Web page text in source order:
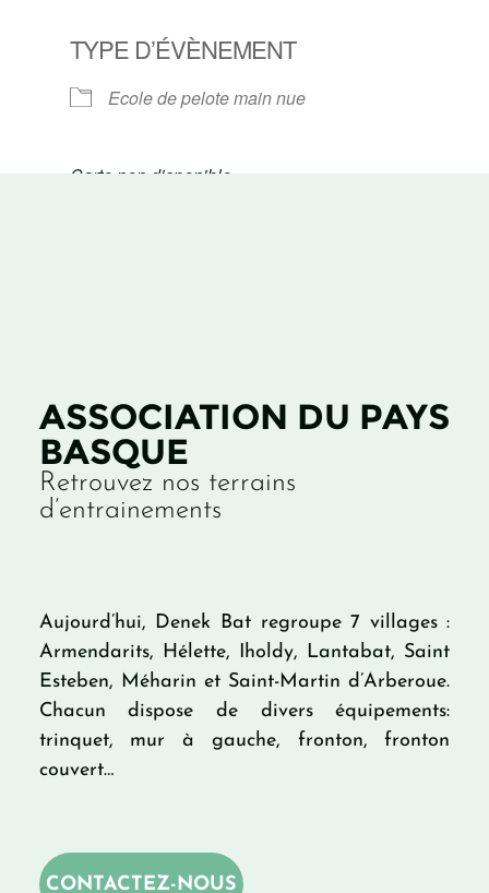
TYPE D’ÉVÈNEMENT
Ecole de pelote main nue
Carte non disponible
ASSOCIATION DU PAYS
BASQUE
Retrouvez nos terrains
d’entrainements
Aujourd’hui, Denek Bat regroupe 7 villages :
Armendarits, Hélette, Iholdy, Lantabat, Saint
Esteben, Méharin et Saint-Martin d’Arberoue.
Chacun dispose de divers équipements:
trinquet, mur à gauche, fronton, fronton
couvert…
CONTACTEZ-NOUS